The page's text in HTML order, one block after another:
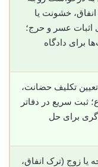
خشونت یا
اثبات عسر و حرج؛
برای دادگاه
تعیین تکلیف حضانت،
ثبت سریع در دفاتر
برای حل
یا زوج (ترک انفاق،